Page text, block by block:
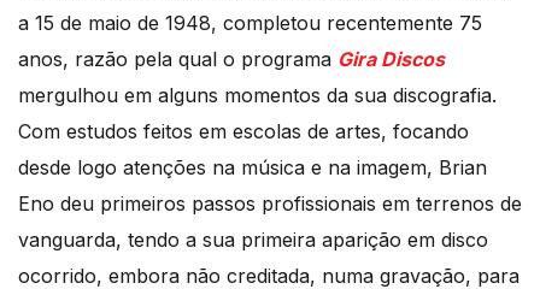
a 15 de maio de 1948, completou recentemente 75
anos, razão pela qual o programa Gira Discos
mergulhou em alguns momentos da sua discografia.
Com estudos feitos em escolas de artes, focando
desde logo atenções na música e na imagem, Brian
Eno deu primeiros passos profissionais em terrenos de
vanguarda, tendo a sua primeira aparição em disco
ocorrido, embora não creditada, numa gravação, para